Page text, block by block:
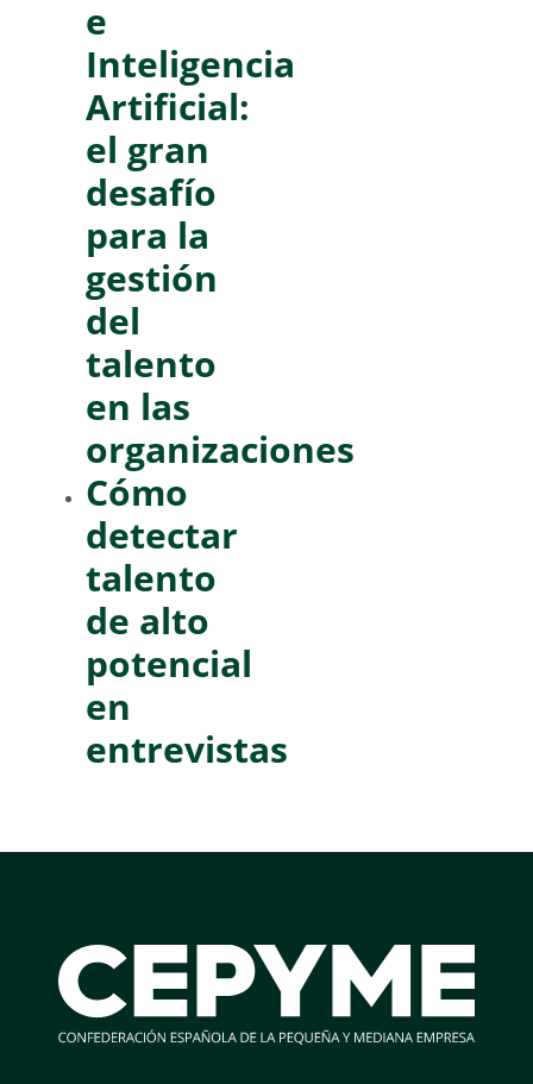
e
Inteligencia
Artificial:
el gran
desafío
para la
gestión
del
talento
en las
organizaciones
Cómo
detectar
talento
de alto
potencial
en
entrevistas